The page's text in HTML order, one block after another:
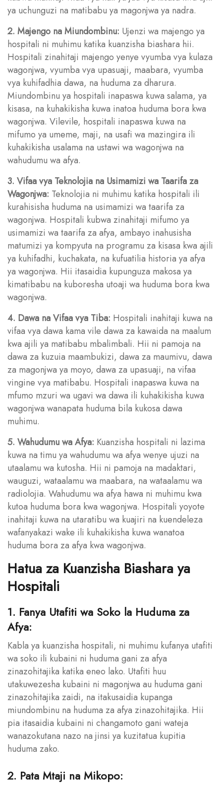
ya uchunguzi na matibabu ya magonjwa ya nadra.
2. Majengo na Miundombinu: Ujenzi wa majengo ya
hospitali ni muhimu katika kuanzisha biashara hii.
Hospitali zinahitaji majengo yenye vyumba vya kulaza
wagonjwa, vyumba vya upasuaji, maabara, vyumba
vya kuhifadhia dawa, na huduma za dharura.
Miundombinu ya hospitali inapaswa kuwa salama, ya
kisasa, na kuhakikisha kuwa inatoa huduma bora kwa
wagonjwa. Vilevile, hospitali inapaswa kuwa na
mifumo ya umeme, maji, na usafi wa mazingira ili
kuhakikisha usalama na ustawi wa wagonjwa na
wahudumu wa afya.
3. Vifaa vya Teknolojia na Usimamizi wa Taarifa za
Wagonjwa: Teknolojia ni muhimu katika hospitali ili
kurahisisha huduma na usimamizi wa taarifa za
wagonjwa. Hospitali kubwa zinahitaji mifumo ya
usimamizi wa taarifa za afya, ambayo inahusisha
matumizi ya kompyuta na programu za kisasa kwa ajili
ya kuhifadhi, kuchakata, na kufuatilia historia ya afya
ya wagonjwa. Hii itasaidia kupunguza makosa ya
kimatibabu na kuboresha utoaji wa huduma bora kwa
wagonjwa.
4. Dawa na Vifaa vya Tiba: Hospitali inahitaji kuwa na
vifaa vya dawa kama vile dawa za kawaida na maalum
kwa ajili ya matibabu mbalimbali. Hii ni pamoja na
dawa za kuzuia maambukizi, dawa za maumivu, dawa
za magonjwa ya moyo, dawa za upasuaji, na vifaa
vingine vya matibabu. Hospitali inapaswa kuwa na
mfumo mzuri wa ugavi wa dawa ili kuhakikisha kuwa
wagonjwa wanapata huduma bila kukosa dawa
muhimu.
5. Wahudumu wa Afya: Kuanzisha hospitali ni lazima
kuwa na timu ya wahudumu wa afya wenye ujuzi na
utaalamu wa kutosha. Hii ni pamoja na madaktari,
wauguzi, wataalamu wa maabara, na wataalamu wa
radiolojia. Wahudumu wa afya hawa ni muhimu kwa
kutoa huduma bora kwa wagonjwa. Hospitali yoyote
inahitaji kuwa na utaratibu wa kuajiri na kuendeleza
wafanyakazi wake ili kuhakikisha kuwa wanatoa
huduma bora za afya kwa wagonjwa.
Hatua za Kuanzisha Biashara ya
Hospitali
1. Fanya Utafiti wa Soko la Huduma za
Afya:
Kabla ya kuanzisha hospitali, ni muhimu kufanya utafiti
wa soko ili kubaini ni huduma gani za afya
zinazohitajika katika eneo lako. Utafiti huu
utakuwezesha kubaini ni magonjwa au huduma gani
zinazohitajika zaidi, na itakusaidia kupanga
miundombinu na huduma za afya zinazohitajika. Hii
pia itasaidia kubaini ni changamoto gani wateja
wanazokutana nazo na jinsi ya kuzitatua kupitia
huduma zako.
2. Pata Mtaji na Mikopo: